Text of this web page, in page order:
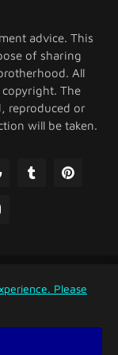
advice. This
of sharing
All
The
reproduced or
will be taken.
| All Rights
Us
Please